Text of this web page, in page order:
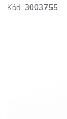
Kód: 3003755